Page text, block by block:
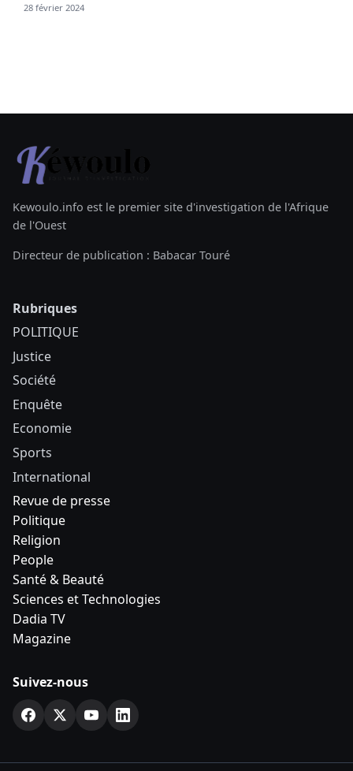
28 février 2024
Kewoulo.info est le premier site d'investigation de l'Afrique
de l'Ouest
Directeur de publication : Babacar Touré
Rubriques
POLITIQUE
Justice
Société
Enquête
Economie
Sports
International
Revue de presse
Politique
Religion
People
Santé & Beauté
Sciences et Technologies
Dadia TV
Magazine
Suivez-nous